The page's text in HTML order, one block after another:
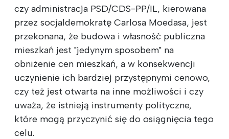
czy administracja PSD/CDS-PP/IL, kierowana
przez socjaldemokratę Carlosa Moedasa, jest
przekonana, że budowa i własność publiczna
mieszkań jest "jedynym sposobem" na
obniżenie cen mieszkań, a w konsekwencji
uczynienie ich bardziej przystępnymi cenowo,
czy też jest otwarta na inne możliwości i czy
uważa, że istnieją instrumenty polityczne,
które mogą przyczynić się do osiągnięcia tego
celu.